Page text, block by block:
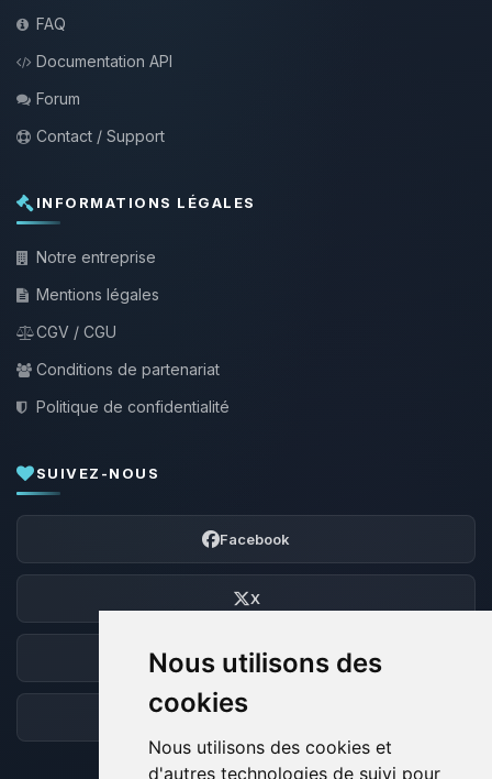
Nous utilisons des
cookies
Nous utilisons des cookies et
d'autres technologies de suivi pour
FAQ
Documentation API
Forum
Contact / Support
INFORMATIONS LÉGALES
Notre entreprise
Mentions légales
CGV / CGU
Conditions de partenariat
Politique de confidentialité
SUIVEZ-NOUS
Facebook
X
Discord
Forum